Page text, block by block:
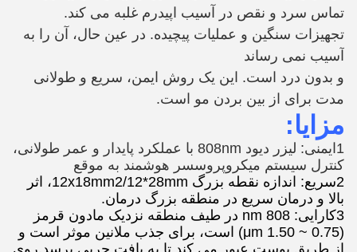
تماس سرد و نقص در آسیب اپیدرم غلبه می کند.
تجهیزات سنگین و عملیات پیچیده. در عین حال، آن را به
آسیب نمی رساند
و بدون درد است. این یک روش ایمن، سریع و طولانی
مدت برای از بین بردن مو است.
مزایا:
1ایمنی: لیزر دیود 808nm با عملکرد پایدار و عمر طولانی،
کنترل سیستم میکروپروسسر هوشمند به موقع
2سریع: اندازه نقطه بزرگ 12x18mm2/12*28mm، اثر
بالا و درمان سریع در منطقه بزرگ درمان.
3کارایی: 808 nm در طیف منطقه نزدیک مادون قرمز
(0.75 ~ 1.50 μm) است، برای جذب ملانین موثر است و
از طریق پوست عبور می کند تا به بافت چربی برسد.روی